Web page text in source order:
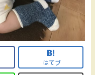
はてブ